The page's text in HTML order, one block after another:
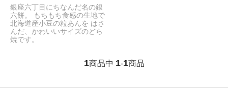
銀座六丁目にちなんだ名の銀
六餅。 もちもち食感の生地で
北海道産小豆の粒あんを はさ
んだ、かわいいサイズのどら
焼です。
1商品中 1-1商品